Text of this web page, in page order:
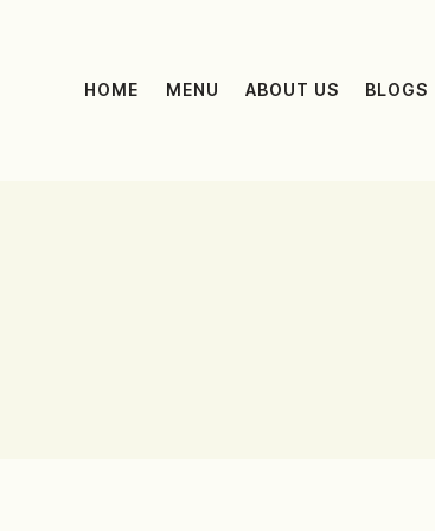
HOME MENU ABOUT US BLOGS